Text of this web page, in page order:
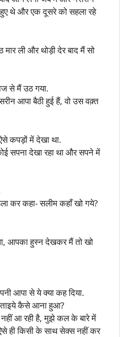
थे और एक दूसरे को सहला रहे
ली और थोड़ी देर बाद मैं सो
से मैं उठ गया.
आपा बैठी हुई हैं, वो उस वक़्त
कपड़ों में देखा था.
सपना देखा रहा था और सपने में
कर कहा- सलीम कहाँ खो गये?
आपका हुस्न देखकर मैं तो खो
आपा से ये क्या कह दिया.
कैसे आना हुआ?
नहीं आ रही है, मुझे कल के बारे में
ही किसी के साथ सेक्स नहीं कर